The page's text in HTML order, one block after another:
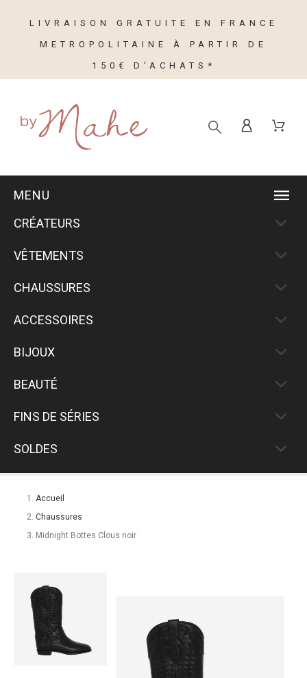
LIVRAISON GRATUITE EN FRANCE
METROPOLITAINE À PARTIR DE
150€ D'ACHATS*
MENU
CRÉATEURS
VÊTEMENTS
CHAUSSURES
ACCESSOIRES
BIJOUX
BEAUTÉ
FINS DE SÉRIES
SOLDES
Accueil
Chaussures
Midnight Bottes Clous noir